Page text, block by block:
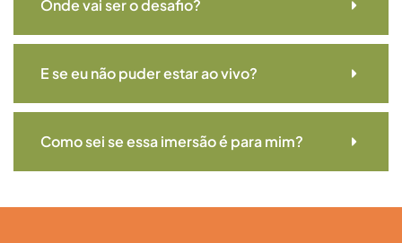
Onde vai ser o desafio?
E se eu não puder estar ao vivo?
Como sei se essa imersão é para mim?